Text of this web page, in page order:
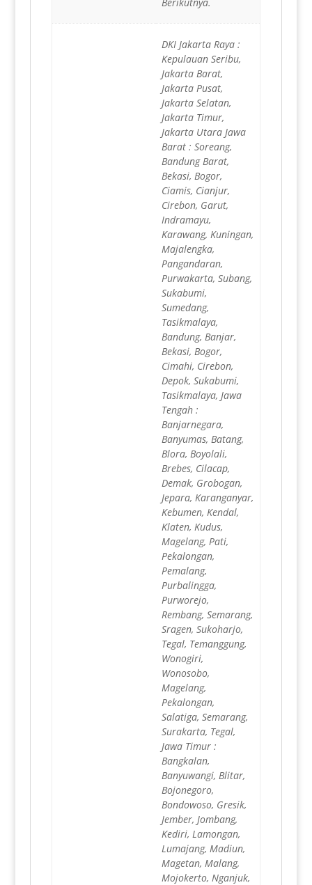
DKI Jakarta Raya :
Kepulauan Seribu,
Jakarta Barat,
Jakarta Pusat,
Jakarta Selatan,
Jakarta Timur,
Jakarta Utara Jawa
Barat : Soreang,
Bandung Barat,
Bekasi, Bogor,
Ciamis, Cianjur,
Cirebon, Garut,
Indramayu,
Karawang, Kuningan,
Majalengka,
Pangandaran,
Purwakarta, Subang,
Sukabumi,
Sumedang,
Tasikmalaya,
Bandung, Banjar,
Bekasi, Bogor,
Cimahi, Cirebon,
Depok, Sukabumi,
Tasikmalaya, Jawa
Tengah :
Banjarnegara,
Banyumas, Batang,
Blora, Boyolali,
Brebes, Cilacap,
Demak, Grobogan,
Jepara, Karanganyar,
Kebumen, Kendal,
Klaten, Kudus,
Magelang, Pati,
Pekalongan,
Pemalang,
Purbalingga,
Purworejo,
Rembang, Semarang,
Sragen, Sukoharjo,
Tegal, Temanggung,
Wonogiri,
Wonosobo,
Magelang,
Pekalongan,
Salatiga, Semarang,
Surakarta, Tegal,
Jawa Timur :
Bangkalan,
Banyuwangi, Blitar,
Bojonegoro,
Bondowoso, Gresik,
Jember, Jombang,
Kediri, Lamongan,
Lumajang, Madiun,
Magetan, Malang,
Mojokerto, Nganjuk,